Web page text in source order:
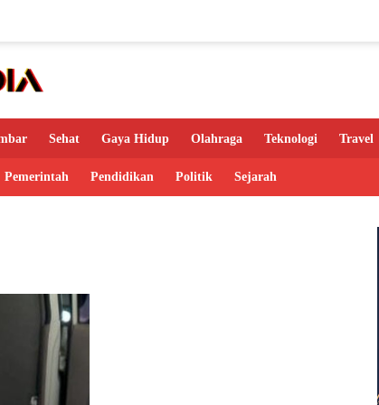
Sehat Gaya Hidup Olahraga Teknologi Travel
Pemerintah Pendidikan Politik Sejarah